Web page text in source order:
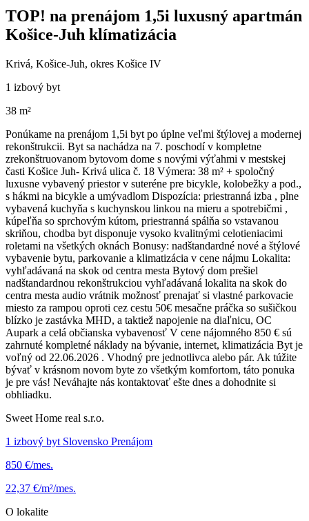
TOP! na prenájom 1,5i luxusný apartmán
Košice-Juh klímatizácia
Krivá, Košice-Juh, okres Košice IV
1 izbový byt
38 m²
Ponúkame na prenájom 1,5i byt po úplne veľmi štýlovej a modernej
rekonštrukcii. Byt sa nachádza na 7. poschodí v kompletne
zrekonštruovanom bytovom dome s novými výťahmi v mestskej
časti Košice Juh- Krivá ulica č. 18 Výmera: 38 m² + spoločný
luxusne vybavený priestor v suteréne pre bicykle, kolobežky a pod.,
s hákmi na bicykle a umývadlom Dispozícia: priestranná izba , plne
vybavená kuchyňa s kuchynskou linkou na mieru a spotrebičmi ,
kúpeľňa so sprchovým kútom, priestranná spálňa so vstavanou
skriňou, chodba byt disponuje vysoko kvalitnými celotieniacimi
roletami na všetkých oknách Bonusy: nadštandardné nové a štýlové
vybavenie bytu, parkovanie a klimatizácia v cene nájmu Lokalita:
vyhľadávaná na skok od centra mesta Bytový dom prešiel
nadštandardnou rekonštrukciou vyhľadávaná lokalita na skok do
centra mesta audio vrátnik možnosť prenajať si vlastné parkovacie
miesto za rampou oproti cez cestu 50€ mesačne práčka so sušičkou
blízko je zastávka MHD, a taktiež napojenie na diaľnicu, OC
Aupark a celá občianska vybavenosť V cene nájomného 850 € sú
zahrnuté kompletné náklady na bývanie, internet, klimatizácia Byt je
voľný od 22.06.2026 . Vhodný pre jednotlivca alebo pár. Ak túžite
bývať v krásnom novom byte zo všetkým komfortom, táto ponuka
je pre vás! Neváhajte nás kontaktovať ešte dnes a dohodnite si
obhliadku.
Sweet Home real s.r.o.
1 izbový byt Slovensko Prenájom
850 €/mes.
22,37 €/m²/mes.
O lokalite